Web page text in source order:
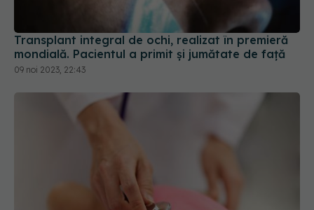
Transplant integral de ochi, realizat în premieră
mondială. Pacientul a primit și jumătate de față
09 noi 2023, 22:43